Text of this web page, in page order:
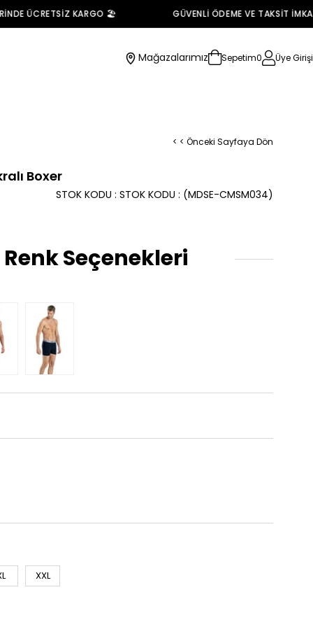
ÜCRETSİZ KARGO 🏖️ GÜVENLİ ÖDEME VE TAKSİT İMKANI
Mağazalarımız Sepetim0 Üye Girişi
< < Önceki Sayfaya Dön
Boxer
(MDSE-CMSM034)
STOK KODU STOK KODU
Seçenekleri
XXL